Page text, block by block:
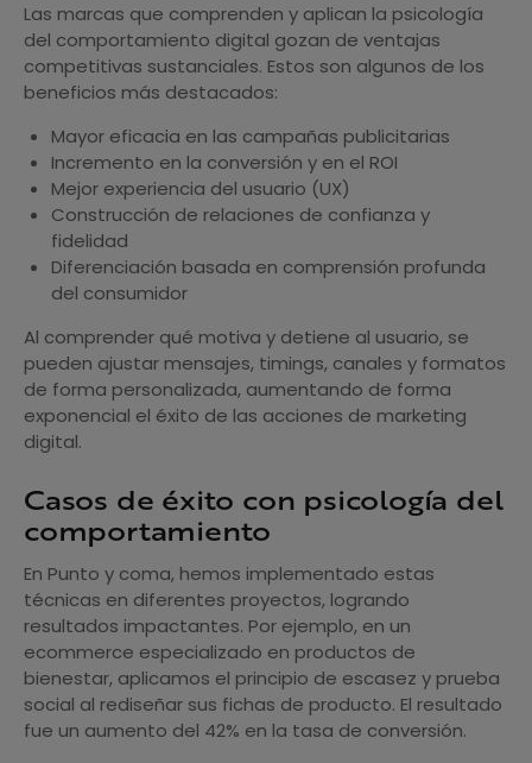
Las marcas que comprenden y aplican la psicología
del comportamiento digital gozan de ventajas
competitivas sustanciales. Estos son algunos de los
beneficios más destacados:
Mayor eficacia en las campañas publicitarias
Incremento en la conversión y en el ROI
Mejor experiencia del usuario (UX)
Construcción de relaciones de confianza y
fidelidad
Diferenciación basada en comprensión profunda
del consumidor
Al comprender qué motiva y detiene al usuario, se
pueden ajustar mensajes, timings, canales y formatos
de forma personalizada, aumentando de forma
exponencial el éxito de las acciones de marketing
digital.
Casos de éxito con psicología del
comportamiento
En Punto y coma, hemos implementado estas
técnicas en diferentes proyectos, logrando
resultados impactantes. Por ejemplo, en un
ecommerce especializado en productos de
bienestar, aplicamos el principio de escasez y prueba
social al rediseñar sus fichas de producto. El resultado
fue un aumento del 42% en la tasa de conversión.